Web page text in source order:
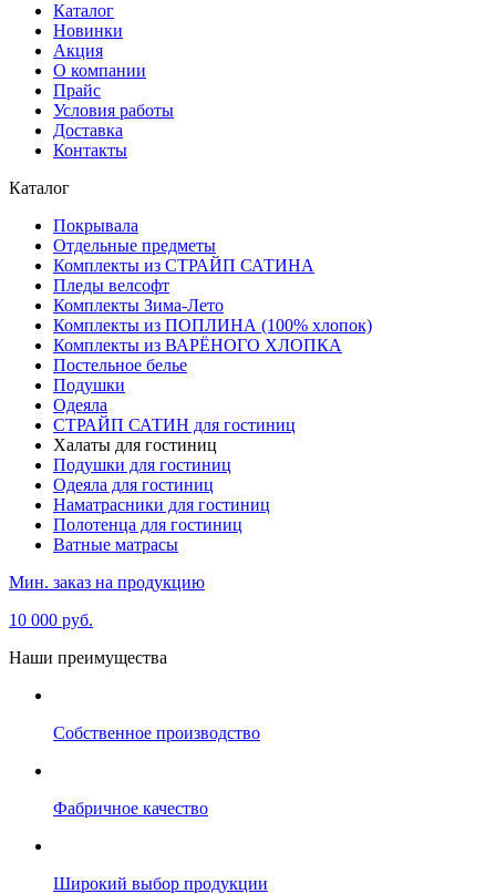
Каталог
Новинки
Акция
О компании
Прайс
Условия работы
Доставка
Контакты
Каталог
Покрывала
Отдельные предметы
Комплекты из СТРАЙП САТИНА
Пледы велсофт
Комплекты Зима-Лето
Комплекты из ПОПЛИНА (100% хлопок)
Комплекты из ВАРЁНОГО ХЛОПКА
Постельное белье
Подушки
Одеяла
СТРАЙП САТИН для гостиниц
Халаты для гостиниц
Подушки для гостиниц
Одеяла для гостиниц
Наматрасники для гостиниц
Полотенца для гостиниц
Ватные матрасы
Мин. заказ на продукцию
10 000 руб.
Наши преимущества
Собственное производство
Фабричное качество
Широкий выбор продукции